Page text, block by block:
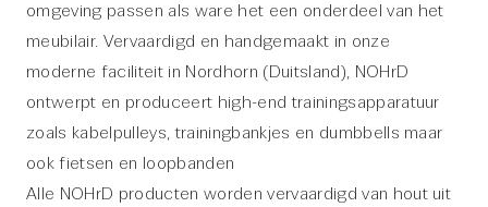
omgeving passen als ware het een onderdeel van het
meubilair. Vervaardigd en handgemaakt in onze
moderne faciliteit in Nordhorn (Duitsland), NOHrD
ontwerpt en produceert high-end trainingsapparatuur
zoals kabelpulleys, trainingbankjes en dumbbells maar
ook fietsen en loopbanden
Alle NOHrD producten worden vervaardigd van hout uit